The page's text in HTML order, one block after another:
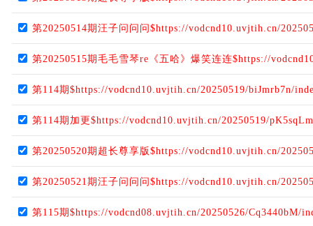
第20250514期汪子问问问$https://vodcnd10.uvjtih.cn/
第20250515期毛毛雪琴re《五哈》爆笑连连$https://
第114期$https://vodcnd10.uvjtih.cn/20250519/biJmrb7n/
第114期加更$https://vodcnd10.uvjtih.cn/20250519/
第20250520期超长尊享版$https://vodcnd10.uvjtih.cn/
第20250521期汪子问问问$https://vodcnd10.uvjtih.cn/
第115期$https://vodcnd08.uvjtih.cn/20250526/Cq3440bM/